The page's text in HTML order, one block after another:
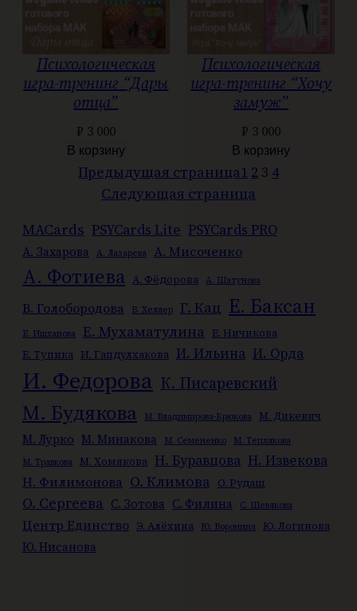
Психологическая
игра-тренинг “Дары
отца”
₽ 3 000
В корзину
Психологическая
игра-тренинг “Хочу
замуж”
₽ 3 000
В корзину
Предыдущая страница1 2 3 4
Следующая страница
MACards PSYCards Lite PSYCards PRO
А. Захарова А. Лазарева А. Мисоченко
А. Фотиева А. Фёдорова А. Шатунова
В. Голобородова В. Хеллер Г. Кац Е. Баксан
Е. Ишханова Е. Мухаматулина
Е. Ничикова
Е. Тупика И. Гапдулхакова И. Ильина И. Орда
И. Федорова К. Писаревский
М. Будякова М. Владимирова-Крюкова М. Дикевич
М. Лурко М. Минакова М. Семененко
М. Теплякова
М. Травкова
М. Хомякова Н. Буравцова Н. Извекова
Н. Филимонова О. Климова О. Рудаш
О. Сергеева С. Зотова С. Филина С. Шевякова
Центр Единство Э. Алёхина Ю. Воронина Ю. Логинова
Ю. Нисанова